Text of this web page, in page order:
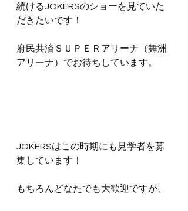
続けるJOKERSのショーを見ていた
だきたいです！
府民共済ＳＵＰＥＲアリーナ（舞洲
アリーナ）でお待ちしています。
JOKERSはこの時期にも見学者を募
集しています！
もちろんどなたでも大歓迎ですが、